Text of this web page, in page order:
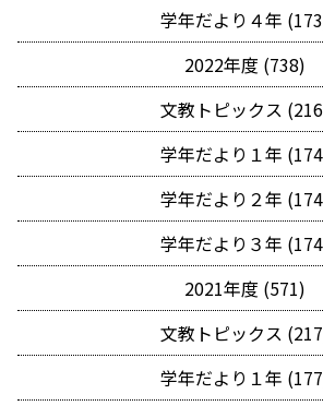
学年だより４年
2022年度 (738)
文教トピックス
学年だより１年
学年だより２年
学年だより３年
2021年度 (571)
文教トピックス
学年だより１年